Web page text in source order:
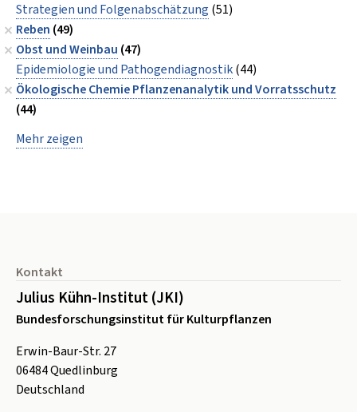
Strategien und Folgenabschätzung (51)
Reben (49)
Obst und Weinbau (47)
Epidemiologie und Pathogendiagnostik(44)
Ökologische Chemie Pflanzenanalytik und Vorratsschutz
(44)
Mehr zeigen
Kontakt
Julius Kühn-Institut (JKI)
Bundesforschungsinstitut für Kulturpflanzen
Erwin-Baur-Str. 27
06484Quedlinburg
Deutschland